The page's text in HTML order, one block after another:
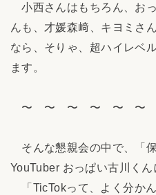
小西さんはもちろん、お
んも、才媛森﨑、キヨミ
なら、そりゃ、超ハイレベ
ます。
〜 〜 〜 〜 〜 〜
そんな懇親会の中で、「
YouTuber おっぱい古川くん
「TicTokって、よく分か